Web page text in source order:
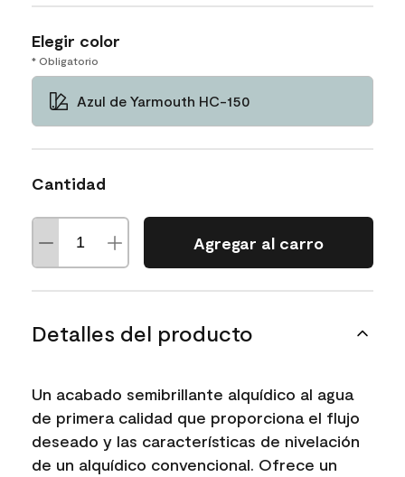
Elegir color
* Obligatorio
Azul de Yarmouth HC-150
Cantidad
Agregar al carro
Detalles del producto
Un acabado semibrillante alquídico al agua
de primera calidad que proporciona el flujo
deseado y las características de nivelación
de un alquídico convencional. Ofrece un